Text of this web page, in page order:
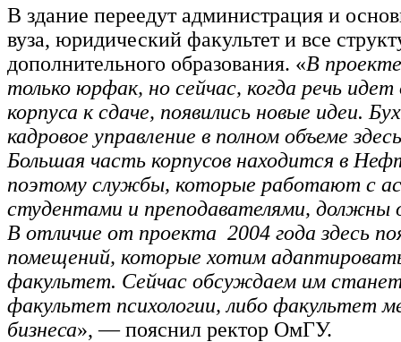
В здание переедут администрация и
вуза, юридический факультет и все
дополнительного образования. «В
только юрфак, но сейчас, когда речь идет
корпуса к сдаче, появились новые идеи.
кадровое управление в полном объеме
Большая часть корпусов находится в
поэтому службы, которые работают с
студентами и преподавателями,
В отличие от проекта 2004 года здесь
помещений, которые хотим
факультет. Сейчас обсуждаем им
факультет психологии, либо факультет
бизнеса», — пояснил ректор ОмГУ.